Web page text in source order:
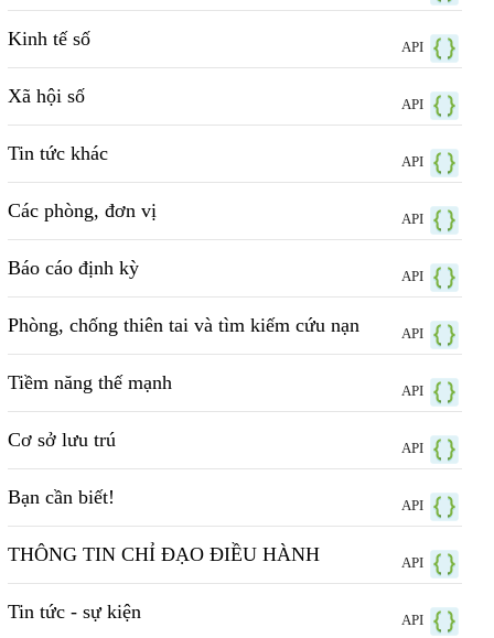
Kinh tế số API
Xã hội số API
Tin tức khác API
Các phòng, đơn vị API
Báo cáo định kỳ API
Phòng, chống thiên tai và tìm kiếm cứu nạn API
Tiềm năng thế mạnh API
Cơ sở lưu trú API
Bạn cần biết! API
THÔNG TIN CHỈ ĐẠO ĐIỀU HÀNH API
Tin tức - sự kiện API